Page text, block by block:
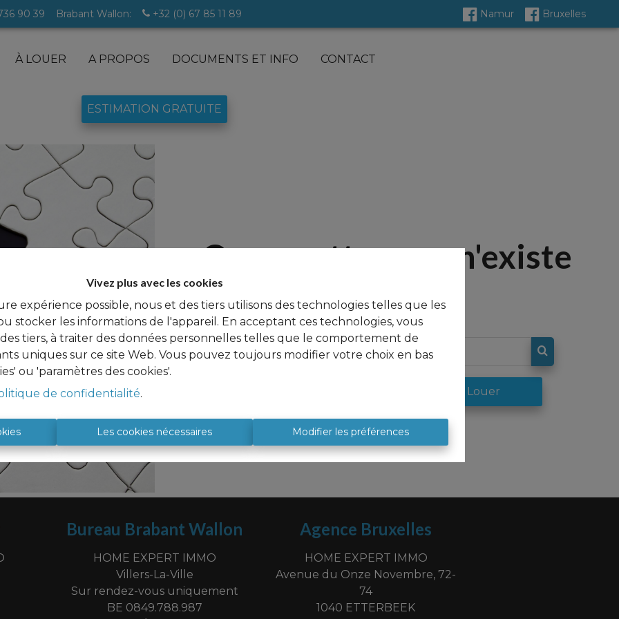
Vivez plus avec les cookies
expérience possible, nous et des tiers utilisons des technologies telles que les
stocker les informations de l'appareil. En acceptant ces technologies, vous
tiers, à traiter des données personnelles telles que le comportement de
uniques sur ce site Web. Vous pouvez toujours modifier votre choix en bas
ou 'paramètres des cookies'.
de confidentialité.
Les cookies nécessaires Modifier les préférences
90 39 Brabant Wallon: +32 (0) 67 85 11 89 Namur Bruxelles
À LOUER A PROPOS DOCUMENTS ET INFO CONTACT
ESTIMATION GRATUITE
Oups, cette page n'existe
plus
À Louer
Bureau Brabant Wallon
HOME EXPERT IMMO
Villers-La-Ville
Sur rendez-vous uniquement
BE 0849.788.987
Agence Bruxelles
HOME EXPERT IMMO
Avenue du Onze Novembre, 72-
74
1040 ETTERBEEK